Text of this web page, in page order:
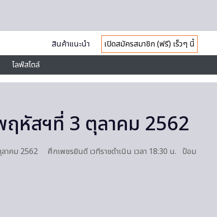
สินค้าแนะนำ
เปิดสมัครสมาชิก (ฟรี) เร็วๆ นี้
ไลฟ์สไตล์
หัสฯที่ 3 ตุลาคม 2562
าคม 2562 ศึกเพชรยินดี เวทีราชดำเนิน เวลา 18:30 น. ป้อม